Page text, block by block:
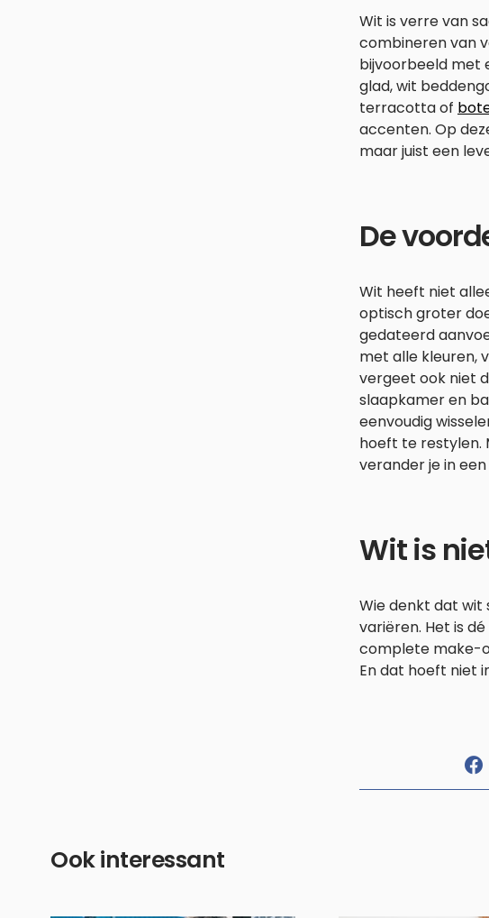
Wit is verre van
combineren van
bijvoorbeeld met
glad, wit
terracotta of
accenten. Op
maar juist een
De
Wit heeft niet
optisch groter
gedateerd
met alle kleuren,
vergeet ook niet
slaapkamer en
eenvoudig
hoeft te restylen.
verander je in
Wit is
Wie denkt dat wit
variëren. Het is
complete make-
En dat hoeft niet
Ook interessant